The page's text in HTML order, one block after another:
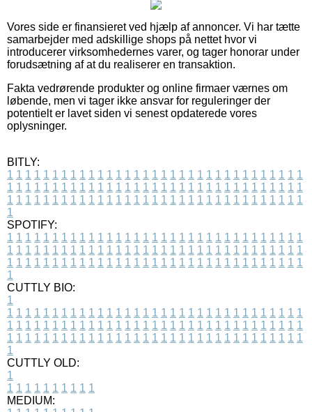
Vores side er finansieret ved hjælp af annoncer. Vi har tætte
samarbejder med adskillige shops på nettet hvor vi
introducerer virksomhedernes varer, og tager honorar under
forudsætning af at du realiserer en transaktion.
Fakta vedrørende produkter og online firmaer værnes om
løbende, men vi tager ikke ansvar for reguleringer der
potentielt er lavet siden vi senest opdaterede vores
oplysninger.
BITLY:
1 1 1 1 1 1 1 1 1 1 1 1 1 1 1 1 1 1 1 1 1 1 1 1 1 1 1 1 1 1 1 1 1
1 1 1 1 1 1 1 1 1 1 1 1 1 1 1 1 1 1 1 1 1 1 1 1 1 1 1 1 1 1 1 1 1
1 1 1 1 1 1 1 1 1 1 1 1 1 1 1 1 1 1 1 1 1 1 1 1 1 1 1 1 1 1 1 1 1
1
SPOTIFY:
1 1 1 1 1 1 1 1 1 1 1 1 1 1 1 1 1 1 1 1 1 1 1 1 1 1 1 1 1 1 1 1 1
1 1 1 1 1 1 1 1 1 1 1 1 1 1 1 1 1 1 1 1 1 1 1 1 1 1 1 1 1 1 1 1 1
1 1 1 1 1 1 1 1 1 1 1 1 1 1 1 1 1 1 1 1 1 1 1 1 1 1 1 1 1 1 1 1 1
1
CUTTLY BIO:
1
1 1 1 1 1 1 1 1 1 1 1 1 1 1 1 1 1 1 1 1 1 1 1 1 1 1 1 1 1 1 1 1 1
1 1 1 1 1 1 1 1 1 1 1 1 1 1 1 1 1 1 1 1 1 1 1 1 1 1 1 1 1 1 1 1 1
1 1 1 1 1 1 1 1 1 1 1 1 1 1 1 1 1 1 1 1 1 1 1 1 1 1 1 1 1 1 1 1 1
1
CUTTLY OLD:
1
1 1 1 1 1 1 1 1 1 1
MEDIUM: